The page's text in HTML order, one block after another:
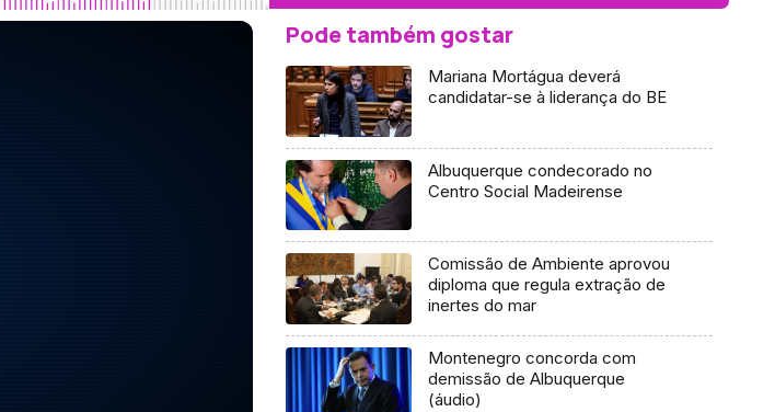
Pode também gostar
Mariana Mortágua deverá
candidatar-se à liderança do BE
Albuquerque condecorado no
Centro Social Madeirense
Comissão de Ambiente aprovou
diploma que regula extração de
inertes do mar
Montenegro concorda com
demissão de Albuquerque
(áudio)